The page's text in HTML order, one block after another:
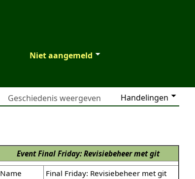
Niet aangemeld
Handelingen
Geschiedenis weergeven
EventFinal Friday: Revisiebeheer met git
Name
Final Friday: Revisiebeheer met git